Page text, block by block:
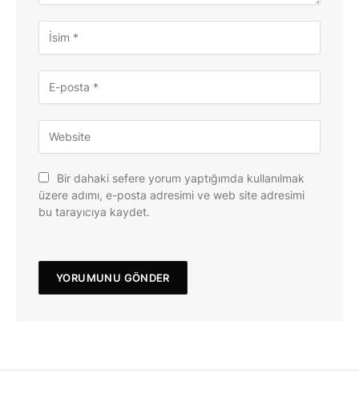
Bir dahaki sefere yorum yaptığımda kullanılmak
üzere adımı, e-posta adresimi ve web site adresimi
bu tarayıcıya kaydet.